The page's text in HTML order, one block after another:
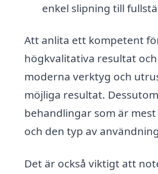
enkel slipning till
Att anlita ett kompetent
högkvalitativa resultat
moderna verktyg och
möjliga resultat.
behandlingar som är
och den typ av
Det är också viktigt att